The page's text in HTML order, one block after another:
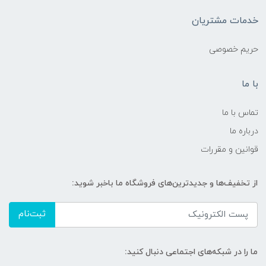
خدمات مشتریان
حریم خصوصی
با ما
تماس با ما
درباره ما
قوانین و مقررات
از تخفیف‌ها و جدیدترین‌های فروشگاه ما باخبر شوید:
ثبت‌نام
ما را در شبکه‌های اجتماعی دنبال کنید: